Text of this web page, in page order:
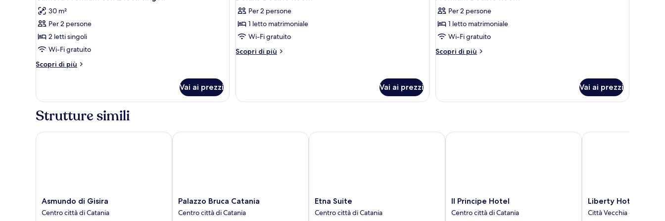
singoli
tutte
le
foto
per
Camera
Premium
con
letti
singoli
30 m²
Per 2 persone
2 letti singoli
Wi-Fi gratuito
Scopri di più
Altri
Premium
2
singoli
Vai ai prezzi
tutte
le
foto
per
Deluxe
Per 2 persone
1 letto matrimoniale
Wi-Fi gratuito
Scopri di più
Altri
Room
Vai ai prezzi
tutte
le
foto
per
Premium
Per 2 persone
1 letto matrimoniale
Wi-Fi gratuito
Scopri di più
Altri
Room
Vai ai prezzi
Strutture simili
Asmundo
di
Gisira
Asmundo di Gisira
Centro città di Catania
Asmundo di Gisira
Palazzo
Bruca
Catania
Palazzo Bruca Catania
Centro città di Catania
Palazzo Bruca Catania
Etna
Suite
Centro
Etna Suite
Centro città di Catania
Etna Suite
Il
Principe
Hotel
Il Principe Hotel
Centro città di Catania
Il Principe Hotel
Liberty
Hotel
Città
Liberty Hotel
Città Vecchia di Catania
Liberty Hotel